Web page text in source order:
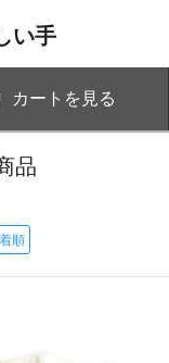
い手
カートを見る
品
順